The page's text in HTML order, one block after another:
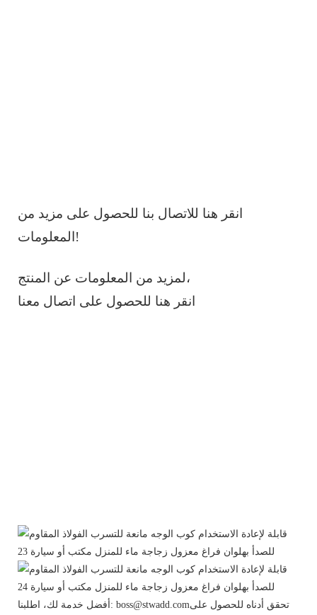
انقر هنا للاتصال بنا للحصول على مزيد من
المعلومات!
لمزيد من المعلومات عن المنتج،
انقر هنا للحصول على اتصال معنا
أفضل خدمة لك، اطلبنا: boss@stwadd.comتحقق أدناه للحصول على